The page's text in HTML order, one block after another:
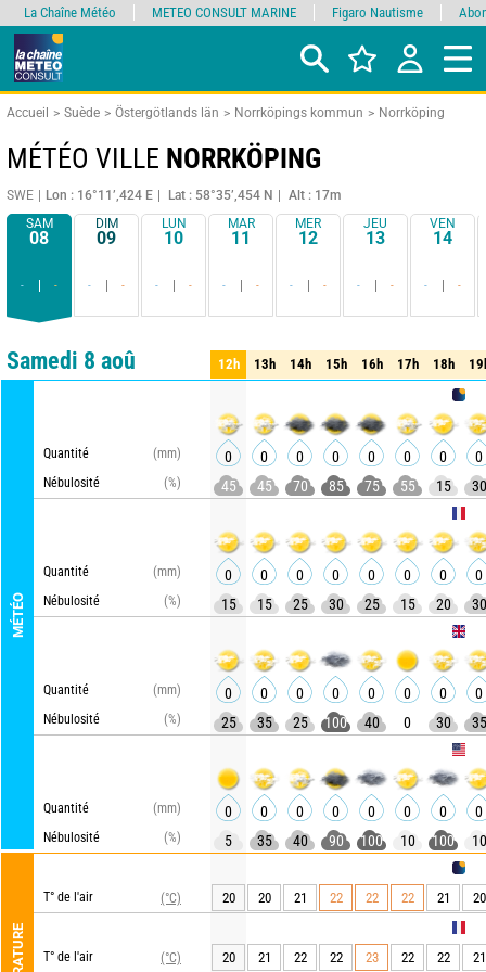
Accueil Suède Östergötlands län Norrköpings kommun Norrköping
MÉTÉO VILLE NORRKÖPING
SWE Lon : 16°11’,424 E Lat : 58°35’,454 N
Alt : 17m
SAM
08
- -
DIM
09
- -
LUN
10
- -
MAR
11
- -
MER
12
- -
JEU
13
- -
VEN
14
- -
Comparateur détaillé synthétique
Samedi 8 aoû
MÉTÉO
METEO
Quantité
(mm)
Nébulosité
(%)
Quantité
(mm)
Nébulosité
(%)
UKMO
Quantité
(mm)
Nébulosité
(%)
GFS
Quantité
(mm)
Nébulosité
(%)
METEO
T° de l'air (°C)
T° de l'air (°C)
12h 13h 14h 15h 16h 17h 18h
12h 13h 14h 15h 16h 17h 18h
0 0 0 0 0 0 0
0
45
45 70 85 75 55 15 30
0 0 0 0 0 0 0
0
15
15 25 30 25 15 20 30
0 0 0 0 0 0 0
0
25
35 25 100 40 0 30 35
0 0 0 0 0 0 0
0
5
35 40 90 100 10 100 10
20 20 21 22 22 22 21 20
20 21 22 22 23 22 22 21
La Chaîne Météo METEO CONSULT MARINE Figaro Nautisme